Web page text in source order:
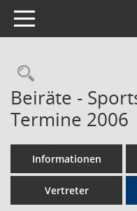
Toggle navigation
Beiräte -
Termine 2006
Informationen
Vertreter